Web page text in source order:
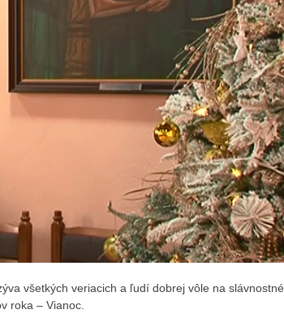
všetkých veriacich a ľudí dobrej vôle na slávnostné
roka – Vianoc.